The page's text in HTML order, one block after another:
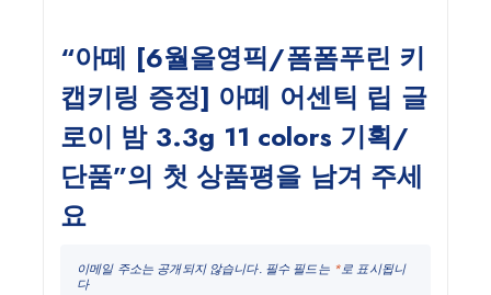
“아떼 [6월올영픽/폼폼푸린 키
캡키링 증정] 아떼 어센틱 립 글
로이 밤 3.3g 11 colors 기획/
단품”의 첫 상품평을 남겨 주세
요
이메일 주소는 공개되지 않습니다. 필수 필드는 *로 표시됩니
다